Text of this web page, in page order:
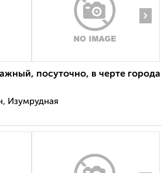
›
посуточно, в черте города
Изумрудная